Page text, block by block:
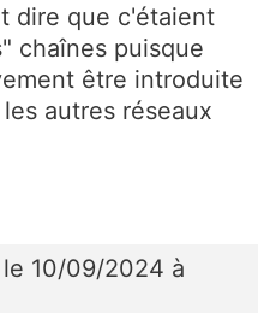
dire que c'étaient
chaînes puisque
être introduite
autres réseaux
le 10/09/2024 à